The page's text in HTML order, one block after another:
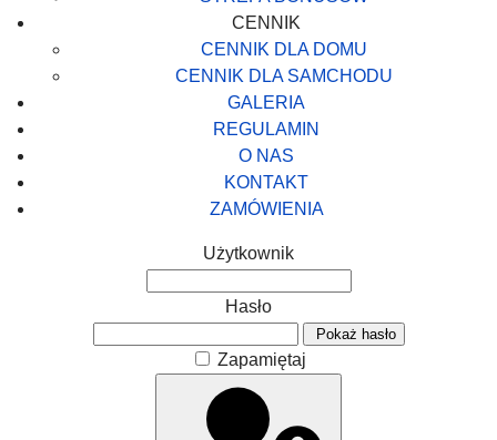
CENNIK
CENNIK DLA DOMU
CENNIK DLA SAMCHODU
GALERIA
REGULAMIN
O NAS
KONTAKT
ZAMÓWIENIA
Użytkownik
Hasło
Pokaż hasło
Zapamiętaj